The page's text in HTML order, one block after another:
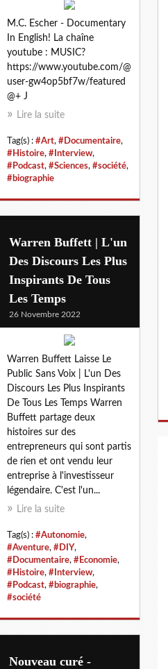
M.C. Escher - Documentary
In English! La chaîne
youtube : MUSIC?
https://www.youtube.com/@
user-gw4op5bf7w/featured
@+ J
Lire la suite
Tag(s) : #Art, #Documentaire,
#Histoire, #Interview,
#Podcast, #Sciences, #société,
#biographie
Warren Buffett | L'un
Des Discours Les Plus
Inspirants De Tous
Les Temps
26 Novembre 2022
Warren Buffett Laisse Le
Public Sans Voix | L'un Des
Discours Les Plus Inspirants
De Tous Les Temps Warren
Buffett partage deux
histoires sur des
entrepreneurs qui sont partis
de rien et ont vendu leur
entreprise à l'investisseur
légendaire. C'est l'un...
Lire la suite
Tag(s) : #Autonomie,
#Aventure, #DIY,
#Documentaire, #Economie,
#Histoire, #Interview,
#Podcast, #biographie,
#société
Nouveau curé -